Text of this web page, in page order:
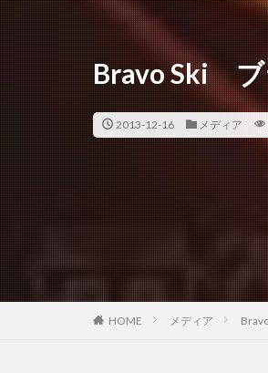
Bravo Ski
2013-12-16 メディア
HOME メディア